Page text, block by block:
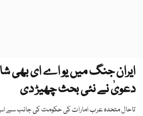
ایران جنگ میں یو اے ای بھی
دعویٰ نے نئی بحث چھیڑ دی
تاحال متحدہ عرب امارات کی حکومت کی جانب سے اس